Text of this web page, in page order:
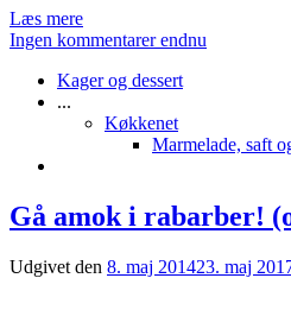
Læs mere
Ingen kommentarer endnu
Kager og dessert
...
Køkkenet
Marmelade, saft
Gå amok i rabarber!
Udgivet den 8. maj 201423. maj